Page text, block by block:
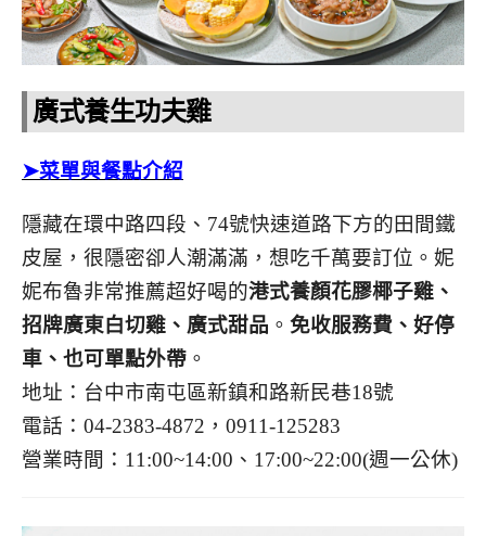
廣式養生功夫雞
➤菜單與餐點介紹
隱藏在環中路四段、74號快速道路下方的田間鐵
皮屋，很隱密卻人潮滿滿，想吃千萬要訂位。妮
妮布魯非常推薦超好喝的港式養顏花膠椰子雞、
招牌廣東白切雞、廣式甜品 。 免收服務費、好停
車、也可單點外帶 。
地址：台中市南屯區新鎮和路新民巷18號
電話：04-2383-4872，0911-125283
營業時間：11:00~14:00、17:00~22:00(週一公休)